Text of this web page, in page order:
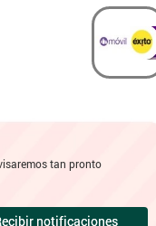
tan pronto
notificaciones